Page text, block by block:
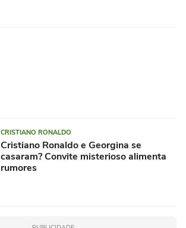
CRISTIANO RONALDO
Cristiano Ronaldo e Georgina se
casaram? Convite misterioso alimenta
rumores